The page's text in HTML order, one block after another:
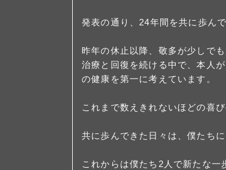
発表の通り、24年間を共に歩ん
昨年の休止以降、敬多が少しで
治療と回復を続ける中で、本人
の健康を第一に考えています。
これまで数えきれないほどの喜
共に歩んできた日々は、僕たち
これからは僕たち2人で新たな一